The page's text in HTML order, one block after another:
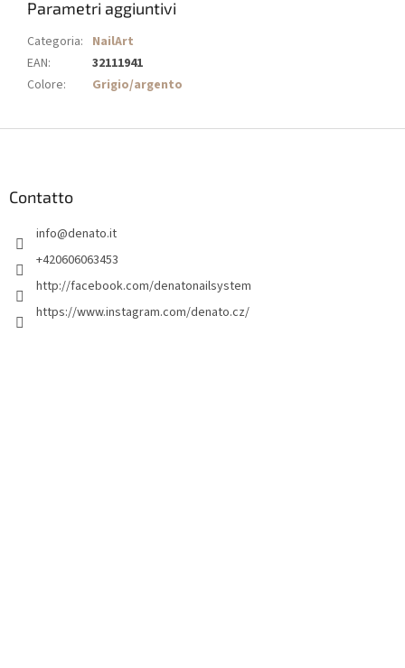
Parametri aggiuntivi
Categoria: NailArt
EAN:
32111941
Colore: Grigio/argento
Contatto
info@denato.it
+420606063453
http://facebook.com/denatonailsystem
https://www.instagram.com/denato.cz/